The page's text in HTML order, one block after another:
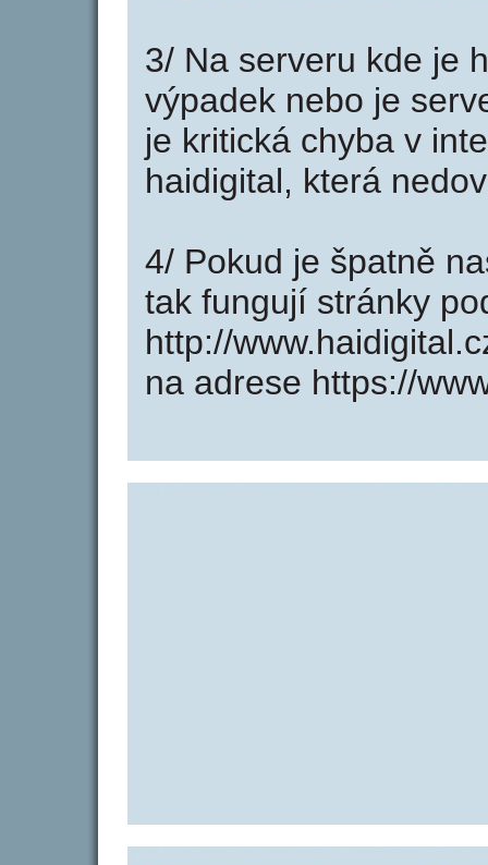
3/ Na serveru kde je
výpadek nebo je
je kritická chyba v
haidigital, která
4/ Pokud je špatně
tak fungují stránky
http://
na adrese https://